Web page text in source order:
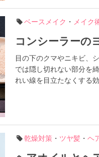
ベースメイク ・ メイク
コンシーラーの
目の下のクマやニキビ、
では隠し切れない部分を
れい線を目立たなくする
乾燥対策 ・ ツヤ髪 ・ ヘ